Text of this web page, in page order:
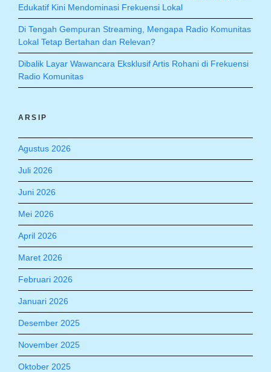
Edukatif Kini Mendominasi Frekuensi Lokal
Di Tengah Gempuran Streaming, Mengapa Radio Komunitas
Lokal Tetap Bertahan dan Relevan?
Dibalik Layar Wawancara Eksklusif Artis Rohani di Frekuensi
Radio Komunitas
ARSIP
Agustus 2026
Juli 2026
Juni 2026
Mei 2026
April 2026
Maret 2026
Februari 2026
Januari 2026
Desember 2025
November 2025
Oktober 2025